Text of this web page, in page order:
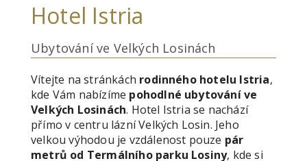
Hotel Istria
Ubytování ve Velkých Losinách
Vítejte na stránkách rodinného hotelu Istria,
kde Vám nabízíme pohodlné ubytování ve
Velkých Losinách. Hotel Istria se nachází
přímo v centru lázní Velkých Losin. Jeho
velkou výhodou je vzdálenost pouze pár
metrů od Termálního parku Losiny, kde si